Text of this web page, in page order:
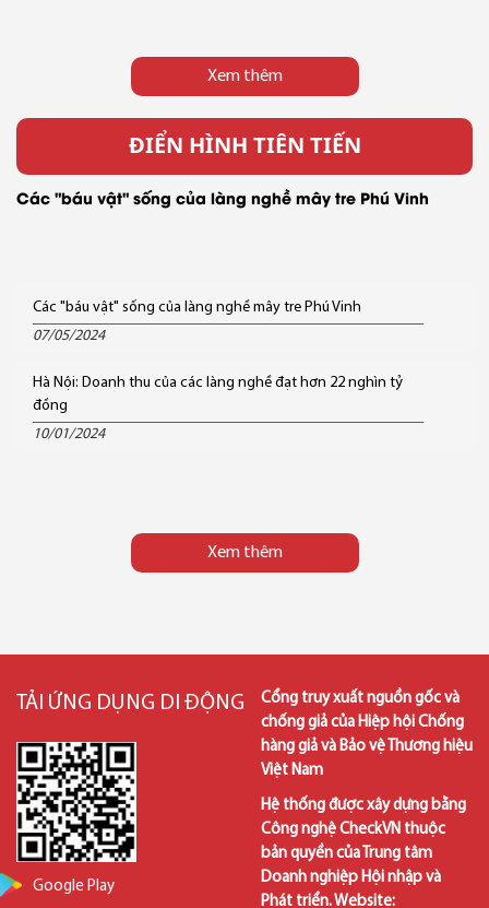
Xem thêm
ĐIỂN HÌNH TIÊN TIẾN
Các "báu vật" sống của làng nghề mây tre Phú Vinh
Các "báu vật" sống của làng nghề mây tre Phú Vinh
07/05/2024
Hà Nội: Doanh thu của các làng nghề đạt hơn 22 nghìn tỷ
đồng
10/01/2024
Xem thêm
TẢI ỨNG DỤNG DI ĐỘNG
Google Play
Cổng truy xuất nguồn gốc và
chống giả của Hiệp hội Chống
hàng giả và Bảo vệ Thương hiệu
Việt Nam
Hệ thống được xây dựng bằng
Công nghệ CheckVN thuộc
bản quyền của Trung tâm
Doanh nghiệp Hội nhập và
Phát triển. Website: